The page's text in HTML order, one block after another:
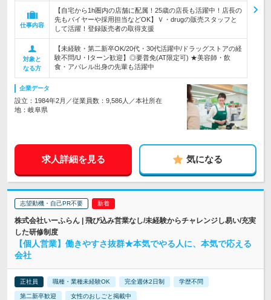
仕事内容
【自宅から1h圏内の店舗に配属！25歳の店長も活躍中！店長の
先もバイヤーや採用担当などOK】Ｖ・drugの販売スタッフと
して活躍！登録販売者の取得支援
対象と
なる方
【未経験・第二新卒OK/20代・30代活躍中/ドラッグストアの経
験不問/U・Iターン歓迎】◎要普免(AT限定可) ★美容師・飲
食・アパレル出身の先輩も活躍中
企業データ
設立：1984年2月／従業員数：9,586人／本社所在
地：岐阜県
求人詳細を見る 気になる
志望動機・自己PR不要
株式会社いーふらん | 飛び込み営業なし/未経験からチャレンジし易い/充実
した研修制度
【個人営業】働きやすさ抜群★本気でやる人に、本気で応える
会社
正社員 職種・業種未経験OK 完全週休2日制 学歴不問
第二新卒歓迎 女性のおしごと掲載中